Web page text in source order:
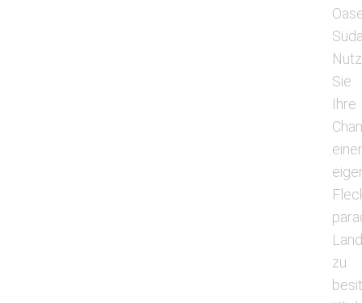
Sie
Ihre
zu